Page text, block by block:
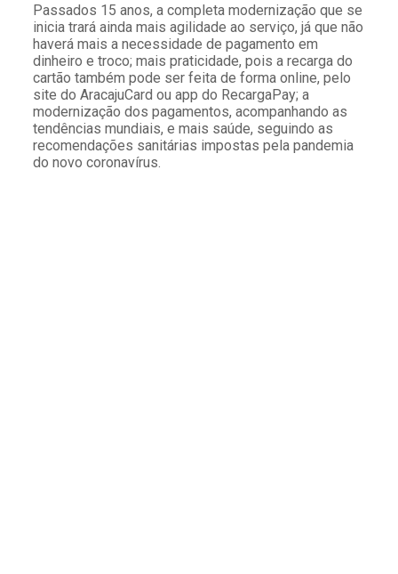
Passados 15 anos, a completa modernização que se
inicia trará ainda mais agilidade ao serviço, já que não
haverá mais a necessidade de pagamento em
dinheiro e troco; mais praticidade, pois a recarga do
cartão também pode ser feita de forma online, pelo
site do AracajuCard ou app do RecargaPay; a
modernização dos pagamentos, acompanhando as
tendências mundiais, e mais saúde, seguindo as
recomendações sanitárias impostas pela pandemia
do novo coronavírus.